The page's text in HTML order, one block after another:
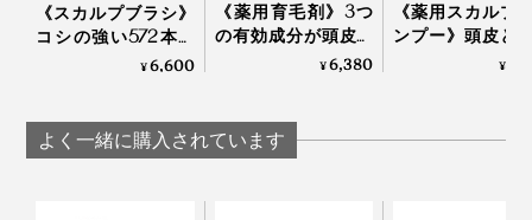
手の代わりに、「スカルプブラシ」を使うことで、それ
ます。
スカルプブラシを持ったら、前髪の生え際から、耳の
《スカルプブラシ》
コシの強い572本の
ピンが、皮脂汚れを
¥6,600
《薬用育毛剤》3つ
の有効成分が頭皮の
血行を促進、発毛を
¥6,380
《薬用スカルプ
ンプー》頭皮と
「アミノ酸」系
¥
よく一緒に購入されています